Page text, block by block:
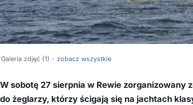
Galeria zdjęć (1) - zobacz wszystkie
W sobotę 27 sierpnia w Rewie zorganizowany
do żeglarzy, którzy ścigają się na jachtach